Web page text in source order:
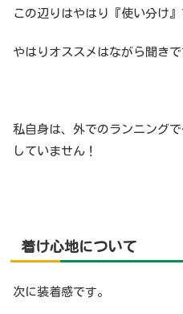
この辺りはやはり『使い分け』
やはりオススメはながら聞きで
私自身は、外でのランニング
していません！
着け心地について
次に装着感です。